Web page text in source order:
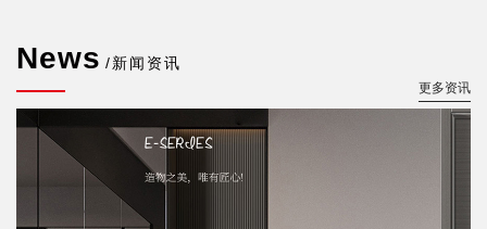
News /新闻资讯
更多资讯